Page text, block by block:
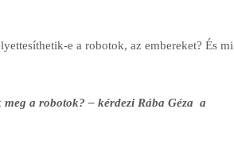
e a robotok, az embereket? És mi
a robotok? – kérdezi Rába Géza a